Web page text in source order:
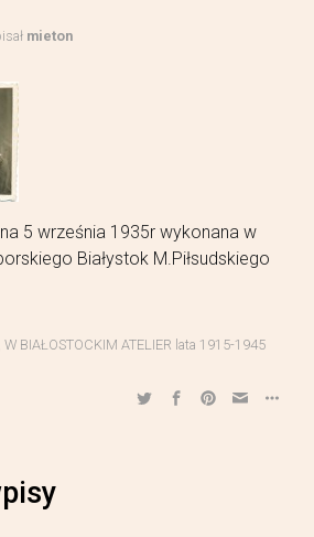
mieton
5 września 1935r wykonana w
Białystok M.Piłsudskiego
W BIAŁOSTOCKIM ATELIER lata 1915-1945